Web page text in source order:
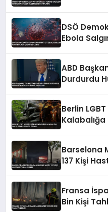
DSÖ
Ebola
ABD
Durdurdu
Berlin
Kalabalığa
Barselona
137 Kişi
Fransa
Bin Kişi